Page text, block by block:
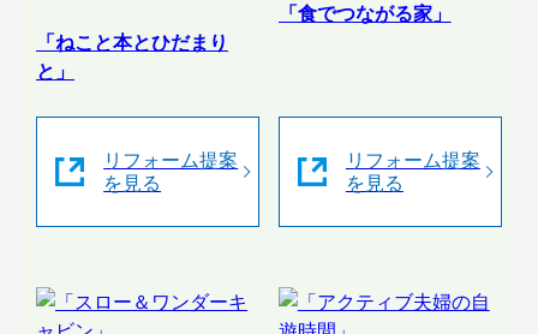
「ねこと本とひだまり
と」
リフォーム提案
を見る
「食でつながる家」
リフォーム提案
を見る